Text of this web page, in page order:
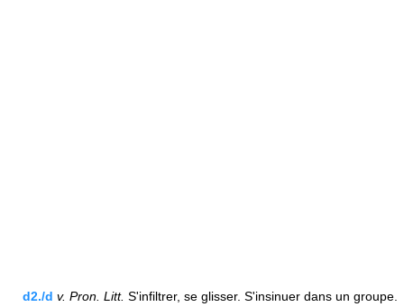
d2./d v. Pron. Litt. S'infiltrer, se glisser. S'insinuer dans un groupe.